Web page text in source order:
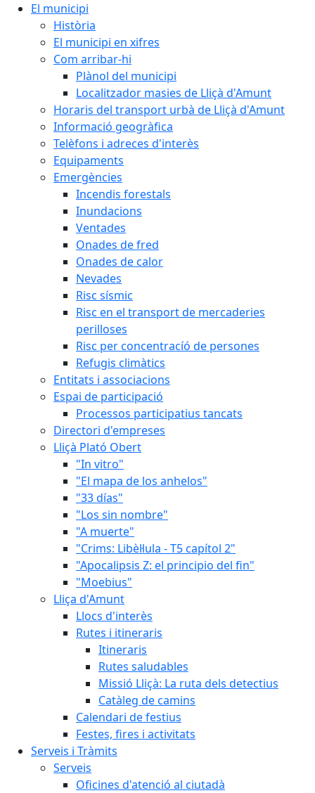
El municipi
Història
El municipi en xifres
Com arribar-hi
Plànol del municipi
Localitzador masies de Lliçà d'Amunt
Horaris del transport urbà de Lliçà d'Amunt
Informació geogràfica
Telèfons i adreces d'interès
Equipaments
Emergències
Incendis forestals
Inundacions
Ventades
Onades de fred
Onades de calor
Nevades
Risc sísmic
Risc en el transport de mercaderies
perilloses
Risc per concentracíó de persones
Refugis climàtics
Entitats i associacions
Espai de participació
Processos participatius tancats
Directori d'empreses
Lliçà Plató Obert
"In vitro"
"El mapa de los anhelos"
"33 días"
"Los sin nombre"
"A muerte"
"Crims: Libèl·lula - T5 capítol 2"
"Apocalipsis Z: el principio del fin"
"Moebius"
Lliça d'Amunt
Llocs d'interès
Rutes i itineraris
Itineraris
Rutes saludables
Missió Lliçà: La ruta dels detectius
Catàleg de camins
Calendari de festius
Festes, fires i activitats
Serveis i Tràmits
Serveis
Oficines d'atenció al ciutadà